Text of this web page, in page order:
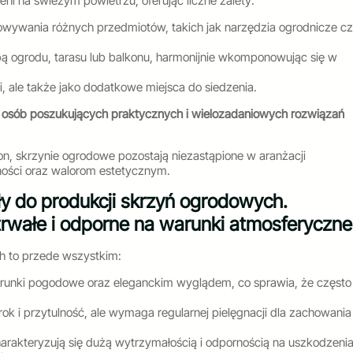
różnych przedmiotów, takich jak narzędzia ogrodnicze
ogrodu, tarasu lub balkonu, harmonijnie wkomponowując się w
ale także jako dodatkowe miejsca do siedzenia.
poszukujących praktycznych i wielozadaniowych rozwiązań
skrzynie ogrodowe pozostają niezastąpione w aranżacji
oraz walorom estetycznym.
do produkcji skrzyń ogrodowych.
i odporne na warunki atmosferyczne
to przede wszystkim:
pogodowe oraz eleganckim wyglądem, co sprawia, że często
i przytulność, ale wymaga regularnej pielęgnacji dla zachowania
się dużą wytrzymałością i odpornością na uszkodzenia